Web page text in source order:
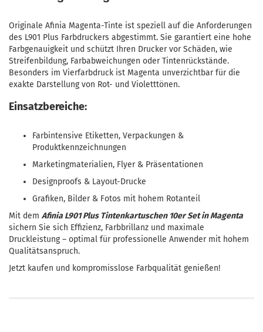
Originale Afinia Magenta-Tinte ist speziell auf die Anforderungen
des L901 Plus Farbdruckers abgestimmt. Sie garantiert eine hohe
Farbgenauigkeit und schützt Ihren Drucker vor Schäden, wie
Streifenbildung, Farbabweichungen oder Tintenrückstände.
Besonders im Vierfarbdruck ist Magenta unverzichtbar für die
exakte Darstellung von Rot- und Violetttönen.
Einsatzbereiche:
Farbintensive Etiketten, Verpackungen &
Produktkennzeichnungen
Marketingmaterialien, Flyer & Präsentationen
Designproofs & Layout-Drucke
Grafiken, Bilder & Fotos mit hohem Rotanteil
Mit dem Afinia L901 Plus Tintenkartuschen 10er Set in Magenta
sichern Sie sich Effizienz, Farbbrillanz und maximale
Druckleistung – optimal für professionelle Anwender mit hohem
Qualitätsanspruch.
Jetzt kaufen und kompromisslose Farbqualität genießen!